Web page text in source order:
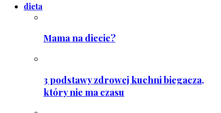
dieta
Mama na diecie?
3 podstawy zdrowej kuchni biegacza,
który nie ma czasu